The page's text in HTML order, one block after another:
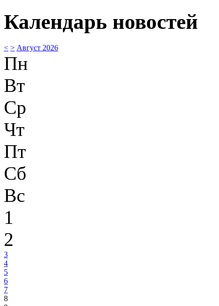
Календарь новостей
< > Август 2026
Пн
Вт
Ср
Чт
Пт
Сб
Вс
1
2
3
4
5
6
7
8